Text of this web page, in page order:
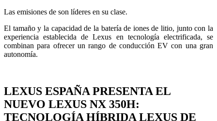
Las emisiones de son líderes en su clase.
El tamaño y la capacidad de la batería de iones de litio, junto con la
experiencia establecida de Lexus en tecnología electrificada, se
combinan para ofrecer un rango de conducción EV con una gran
autonomía.
LEXUS ESPAÑA PRESENTA EL
NUEVO LEXUS NX 350H:
TECNOLOGÍA HÍBRIDA LEXUS DE